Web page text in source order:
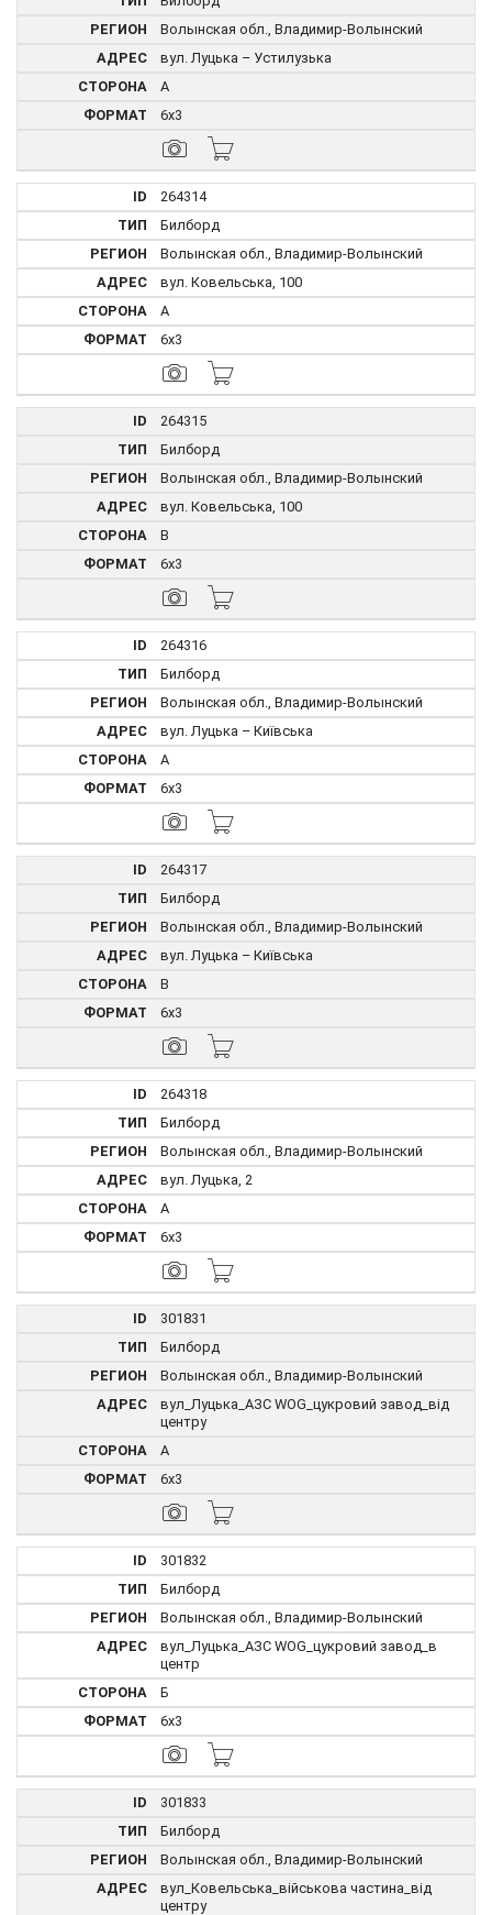
Волынская обл., Владимир-Волынский
вул. Луцька – Устилузька
A
6x3
264314
Билборд
Волынская обл., Владимир-Волынский
вул. Ковельська, 100
A
6x3
264315
Билборд
Волынская обл., Владимир-Волынский
вул. Ковельська, 100
B
6x3
264316
Билборд
Волынская обл., Владимир-Волынский
вул. Луцька – Київська
A
6x3
264317
Билборд
Волынская обл., Владимир-Волынский
вул. Луцька – Київська
B
6x3
264318
Билборд
Волынская обл., Владимир-Волынский
вул. Луцька, 2
A
6x3
301831
Билборд
Волынская обл., Владимир-Волынский
вул_Луцька_АЗС WOG_цукровий завод_від
центру
А
6x3
301832
Билборд
Волынская обл., Владимир-Волынский
вул_Луцька_АЗС WOG_цукровий завод_в
центр
Б
6x3
301833
Билборд
Волынская обл., Владимир-Волынский
вул_Ковельська_військова частина_від
центру